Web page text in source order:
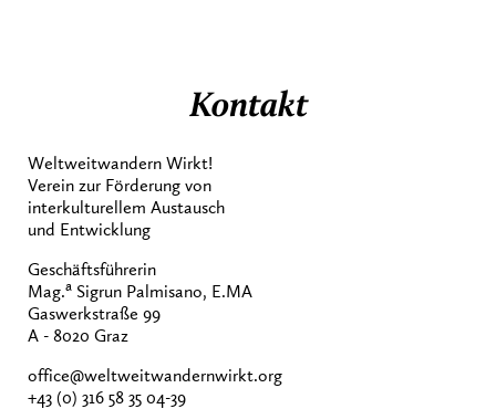
Kontakt
Weltweitwandern Wirkt!
Verein zur Förderung von
interkulturellem Austausch
und Entwicklung
Geschäftsführerin
Mag.a Sigrun Palmisano, E.MA
Gaswerkstraße 99
A - 8020 Graz
office@weltweitwandernwirkt.org
+43 (0) 316 58 35 04-39